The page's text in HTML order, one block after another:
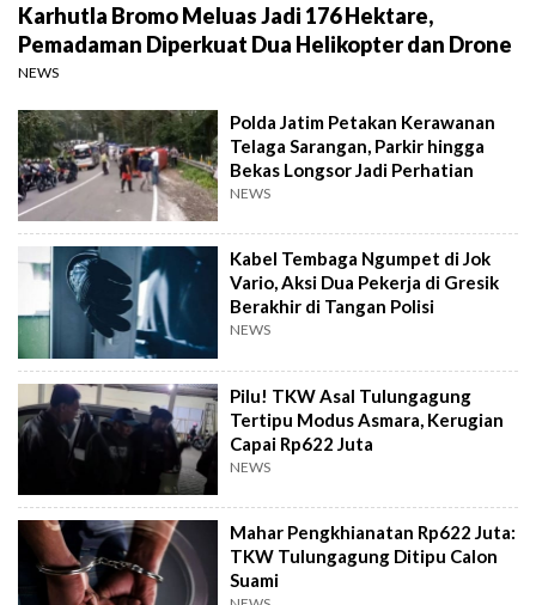
Karhutla Bromo Meluas Jadi 176 Hektare,
Pemadaman Diperkuat Dua Helikopter dan Drone
NEWS
Polda Jatim Petakan Kerawanan
Telaga Sarangan, Parkir hingga
Bekas Longsor Jadi Perhatian
NEWS
Kabel Tembaga Ngumpet di Jok
Vario, Aksi Dua Pekerja di Gresik
Berakhir di Tangan Polisi
NEWS
Pilu! TKW Asal Tulungagung
Tertipu Modus Asmara, Kerugian
Capai Rp622 Juta
NEWS
Mahar Pengkhianatan Rp622 Juta:
TKW Tulungagung Ditipu Calon
Suami